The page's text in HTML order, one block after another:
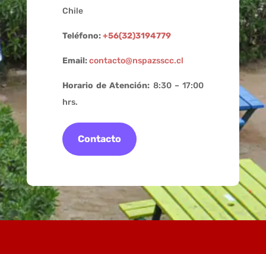
Chile
Teléfono:+56(32)3194779
Email:contacto@nspazsscc.cl
Horario de Atención: 8:30 – 17:00
hrs.
Contacto